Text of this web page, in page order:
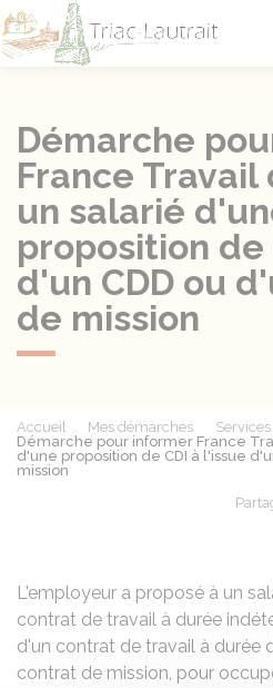
Démarche
France
un salarié
proposition de
d'un CDD ou
de mission
Accueil Mes démarches
Démarche pour informer France
d'une proposition de CDI à l'issue
mission
L'employeur a proposé à un
contrat de travail à durée
d'un contrat de travail à durée
contrat de mission, pour